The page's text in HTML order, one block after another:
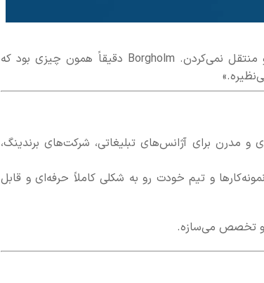
«سال‌ها با قالب‌های مختلف کار کردیم، ولی هیچ‌کدوم حس برند ما رو منتقل نمی‌کردن. Borgholm دقیقاً همون چیزی بود که
و مدرن برای آژانس‌های تبلیغاتی، شرکت‌های برندینگ،
و تیم خودت رو به شکلی کاملاً حرفه‌ای و قابل